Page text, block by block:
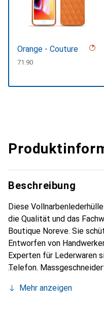
Orange - Couture
CHF
71.90
Beschreibung
Diese
die Qualität und das
Boutique Noreve. Sie
Entworfen von
Experten für Lederwaren
Telefon.
unverzichtbaren
Mehr anzeigen